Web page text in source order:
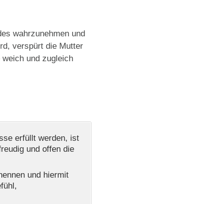
wahrzunehmen und
verspürt die Mutter
und zugleich
erfüllt werden, ist
und offen die
und hiermit